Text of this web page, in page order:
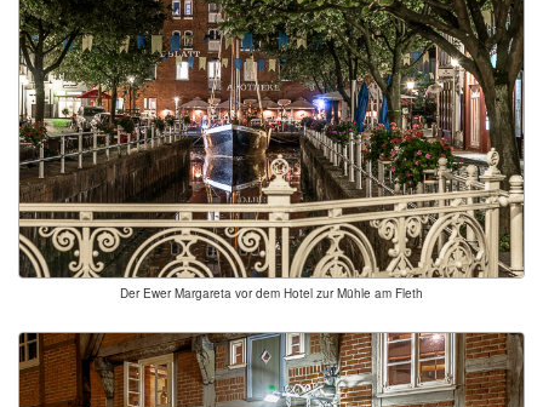
Der Ewer Margareta vor dem Hotel zur Mühle am Fleth